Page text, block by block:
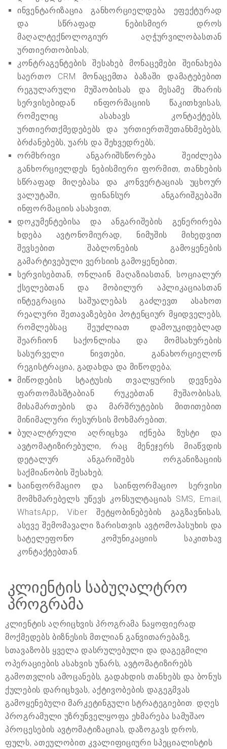
ინვენტარიზაცია განხორციელდება ეფექტურად
და სწრაფად ნებისმიერ დროს
მაღალტექნოლოგიურ აღჭურვილობასთან
ურთიერთობისას;
კონტრაგენტების შესახებ მონაცემები შეინახება
საერთო CRM მონაცემთა ბაზაში დამატებებით
რეგულარული მუშაობისას და მესამე მხარის
სერვისებიდან ინფორმაციის წაკითხვისას,
რომელიც ასახავს კონტაქტებს,
ურთიერთქმედებებს და ურთიერთშეთანხმებებს,
ბრძანებებს, უარს და შეხვედრებს;
ორმხრივი ანგარიშსწორება შეიძლება
განხორციელდეს ნებისმიერი ფორმით, თანხების
სწრაფად მიღებასა და კონვერტაციას უცხოურ
ვალუტაში, ფინანსურ ანგარიშგებაში
ინფორმაციის ასახვით;
დოკუმენტებისა და ანგარიშების გენერირება
ხდება ავტონომიურად, ნიმუშის მიხედვით
შევსებით შაბლონების გამოყენების
გამარტივებული ვერსიის გამოყენებით;
სერვისებთან, ონლაინ მაღაზიასთან, სოციალურ
ქსელებთან და მობილურ აპლიკაციასთან
ინტეგრაცია საშუალებას გაძლევთ ასახოთ
რეალური შეთავაზებები პოტენციურ მყიდველებს,
რომლებსაც შეუძლიათ დამოუკიდებლად
შეარჩიონ საქონლისა და მომსახურების
სასურველი ნივთები, განახორციელონ
რეგისტრაცია, გადახდა და მიწოდება;
მიწოდების სტატუსის თვალყურის დევნება
ფართომასშტაბიან რუკებთან მუშაობისას,
მისამართების და მარშრუტების მითითებით
მინიმალური რესურსის მოხმარებით;
ბუღალტრული აღრიცხვა იქნება ზუსტი და
ავტომატიზირებული, რაც მენეჯერს მიაწვდის
დეტალურ ანგარიშებს ორგანიზაციის
საქმიანობის შესახებ;
საინფორმაციო და საინფორმაციო სერვისი
მომხმარებელს უწევს კონსულტაციას SMS, Email,
WhatsApp, Viber შეტყობინებების გაგზავნისას,
ასევე შემომავალი ზარისთვის ავტომოპასუხის და
სატელეფონო კომუნიკაციის საკითხავ
კონტაქტებთან.
კლიენტის საბუღალტრო
პროგრამა
კლიენტის აღრიცხვის პროგრამა ნაყოფიერად
მოქმედებს ბიზნესის მთლიან განვითარებაზე,
სთავაზობს ყველა დასრულებული და დაგეგმილი
ოპერაციების ასახვის უნარს, ავტომატიზირებს
გამოთვლის ამოცანებს, გადახდის თანხებს და ბონუს
ქულების დარიცხვას, აქტივობების დაგეგმვას
გამოყენებული მარკეტინგული სტრატეგიებით. დღეს
პროგრამული უზრუნველყოფა ეხმარება სამუშაო
პროცესების ავტომატიზაციას, დაზოგავს დროს,
ფულს, ათეულობით კვალიფიციური სპეციალისტის